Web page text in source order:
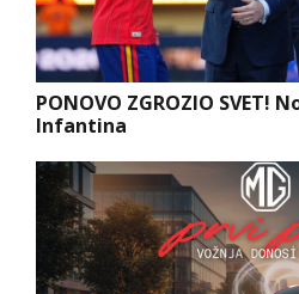
PONOVO ZGROZIO SVET!
Infantina